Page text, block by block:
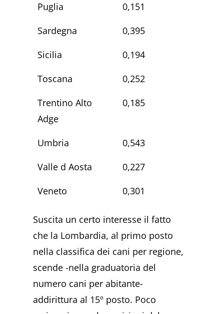
Puglia
0,151
Sardegna
0,395
Sicilia
0,194
Toscana
0,252
Trentino Alto
Adge
0,185
Umbria
0,543
Valle d Aosta
0,227
Veneto
0,301
Suscita un certo interesse il fatto
che la Lombardia, al primo posto
nella classifica dei cani per regione,
scende -nella graduatoria del
numero cani per abitante-
addirittura al 15º posto. Poco